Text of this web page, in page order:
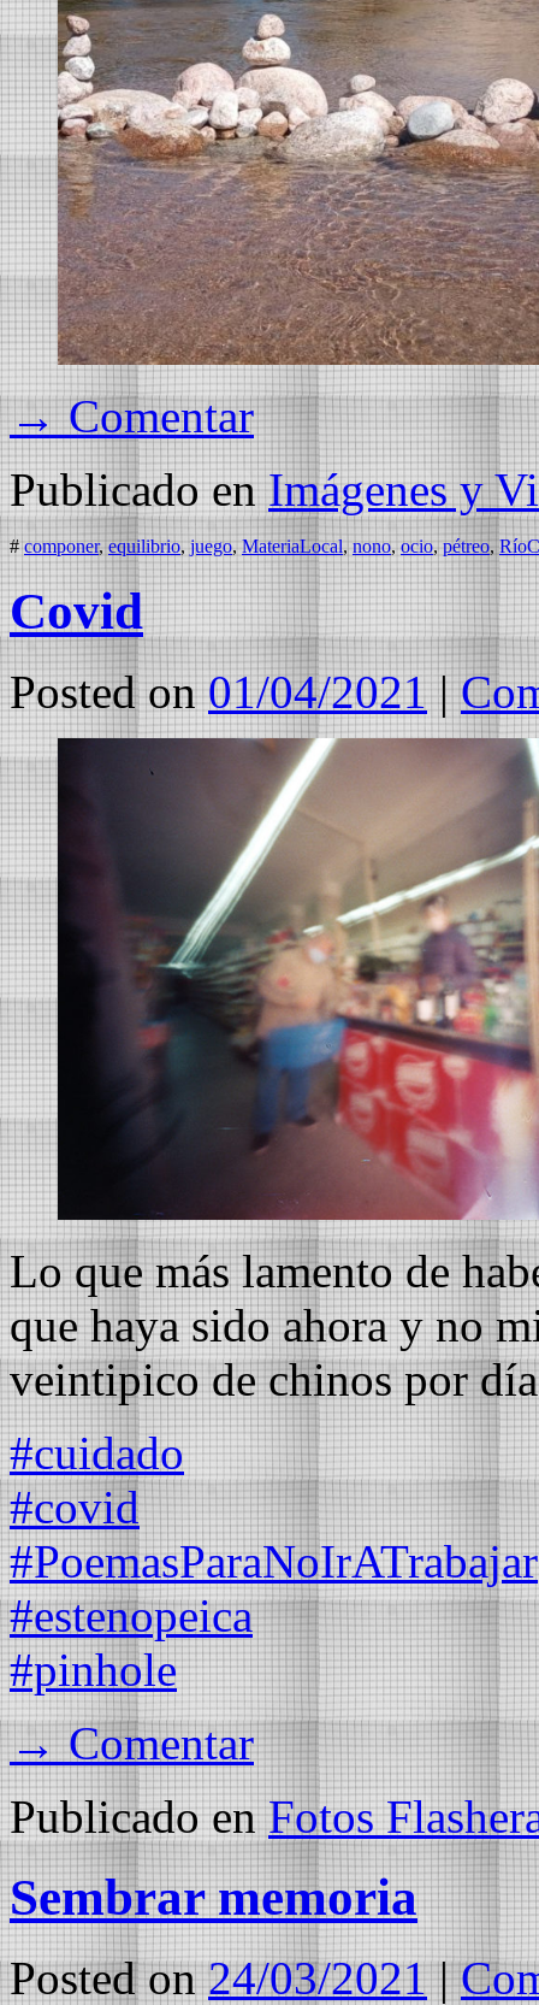
→ Comentar
Publicado en Imágenes y
# componer, equilibrio, juego,MateriaLocal,nono,ocio,pétreo,
Covid
Posted on 01/04/2021 |
Lo que más lamento de
que haya sido ahora y no
veintipico de chinos por
#cuidado
#covid
#PoemasParaNoIrATrabajar
#estenopeica
#pinhole
→ Comentar
Publicado en Fotos
Sembrar memoria
Posted on 24/03/2021 |